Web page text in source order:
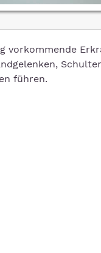
vorkommende
führen.